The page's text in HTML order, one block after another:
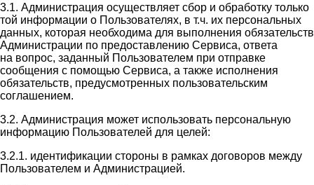
3.1. Администрация осуществляет сбор и обработку только
той информации о Пользователях, в т.ч. их персональных
данных, которая необходима для выполнения обязательств
Администрации по предоставлению Сервиса, ответа
на вопрос, заданный Пользователем при отправке
сообщения с помощью Сервиса, а также исполнения
обязательств, предусмотренных пользовательским
соглашением.
3.2. Администрация может использовать персональную
информацию Пользователей для целей:
3.2.1. идентификации стороны в рамках договоров между
Пользователем и Администрацией.